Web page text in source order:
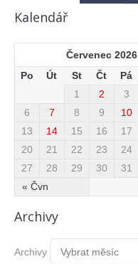
Kalendář
Červenec 2026
Po
Út St Čt Pá
« Čvn
1 2 3
6
7 8 9 10
13
14 15 16 17
20
21 22 23 24
27
28 29 30 31
Archivy
Archivy